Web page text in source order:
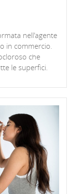
nell'agente
in commercio.
che
le superfici.